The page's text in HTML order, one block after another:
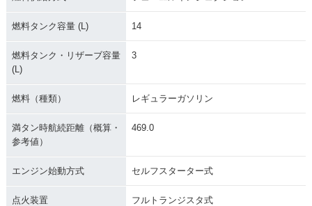
燃料タンク容量 (L) 14
燃料タンク・リザーブ容量
(L)
3
燃料（種類） レギュラーガソリン
満タン時航続距離（概算・
参考値）
469.0
エンジン始動方式 セルフスターター式
点火装置 フルトランジスタ式